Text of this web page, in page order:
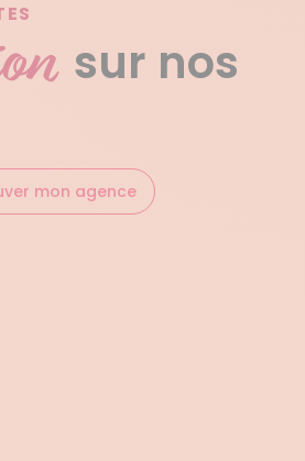
sur nos
mon agence